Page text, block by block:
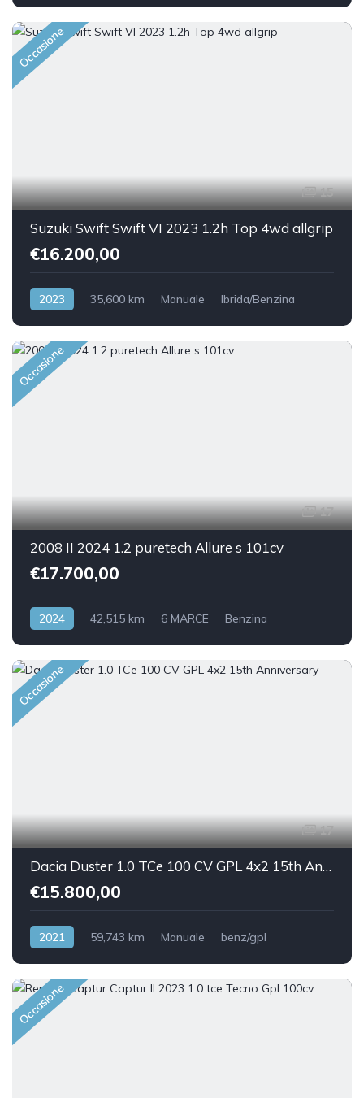
Occasione
15
Suzuki Swift Swift VI 2023 1.2h Top 4wd allgrip
€16.200,00
2023 35,600 km Manuale
Ibrida/Benzina
Occasione
17
2008 II 2024 1.2 puretech Allure s 101cv
€17.700,00
2024 42,515 km 6 MARCE
Benzina
Occasione
17
Dacia Duster 1.0 TCe 100 CV GPL 4x2 15th Anniversary
€15.800,00
2021 59,743 km Manuale
benz/gpl
Occasione